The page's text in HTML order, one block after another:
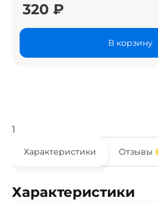
320 ₽
В корзину
1
Характеристики Отзывы
Характеристики